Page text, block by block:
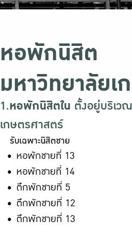
หอพักนิสิต
มหาวิทยาลัย
1.หอพักนิสิตใน ตั้งอยู่บริเว
เกษตรศาสตร์
รับเฉพาะนิสิตชาย
หอพักชายที่ 13
หอพักชายที่ 14
ตึกพักชายที่ 5
ตึกพักชายที่ 12
ตึกพักชายที่ 13